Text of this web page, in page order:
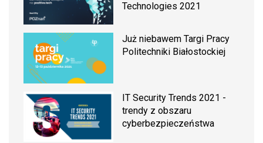
Technologies 2021
Już niebawem Targi Pracy
Politechniki Białostockiej
IT Security Trends 2021 -
trendy z obszaru
cyberbezpieczeństwa